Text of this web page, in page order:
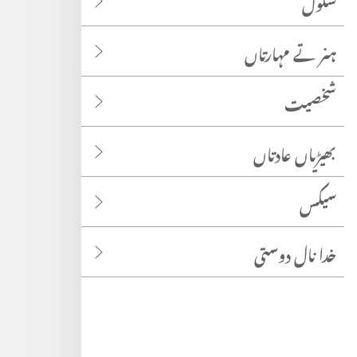
ہنر تے مہارتاں
شخصیت
بھیڑیاں عادتاں
سیکس
خدا نال دوستی